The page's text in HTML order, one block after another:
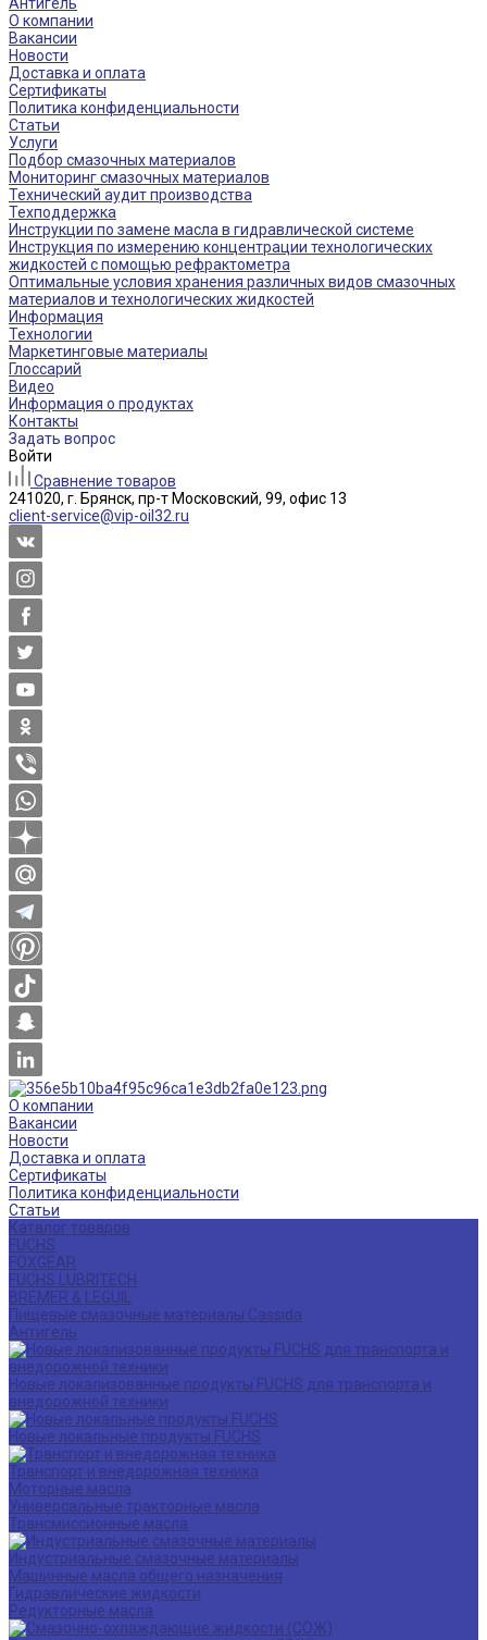
О компании
Вакансии
Новости
Доставка и оплата
Сертификаты
Политика конфиденциальности
Статьи
Услуги
Подбор смазочных материалов
Мониторинг смазочных материалов
Технический аудит производства
Техподдержка
Инструкции по замене масла в гидравлической системе
Инструкция по измерению концентрации технологических
жидкостей с помощью рефрактометра
Оптимальные условия хранения различных видов смазочных
материалов и технологических жидкостей
Информация
Технологии
Маркетинговые материалы
Глоссарий
Видео
Информация о продуктах
Контакты
Задать вопрос
Войти
Сравнение товаров
241020, г. Брянск, пр-т Московский, 99, офис 13
client-service@vip-oil32.ru
О компании
Вакансии
Новости
Доставка и оплата
Сертификаты
Политика конфиденциальности
Статьи
Каталог товаров
FUCHS
FOXGEAR
FUCHS LUBRITECH
BREMER & LEGUIL
Пищевые смазочные материалы Cassida
Антигель
Новые локализованные продукты FUCHS для транспорта и
внедорожной техники
Новые локальные продукты FUCHS
Транспорт и внедорожная техника
Моторные масла
Универсальные тракторные масла
Трансмиссионные масла
Индустриальные смазочные материалы
Машинные масла общего назначения
Гидравлические жидкости
Редукторные масла